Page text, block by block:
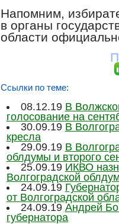
Напомним,
в органы
области
Ссылки по теме:
08.12.19 В
голосование на
30.09.19 В
кресла
29.09.19 В
облдумы и второго
25.09.19 ИКВО
Волгоградской
24.09.19
от Волгоградской
24.09.19 Андрей
губернатора